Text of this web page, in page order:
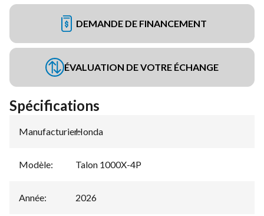
DEMANDE DE FINANCEMENT
ÉVALUATION DE VOTRE ÉCHANGE
Spécifications
Manufacturier:
Honda
Modèle: Talon 1000X-4P
Année: 2026